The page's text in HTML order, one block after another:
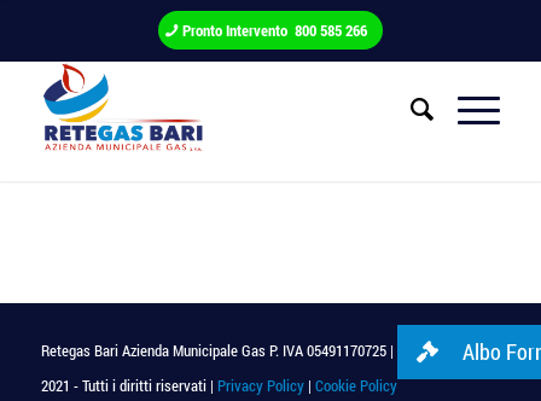
Pronto Intervento 800 585 266
Retegas Bari Azienda Municipale Gas P. IVA 05491170725 | © Copyright
2021 - Tutti i diritti riservati | Privacy Policy| Cookie Policy
Albo